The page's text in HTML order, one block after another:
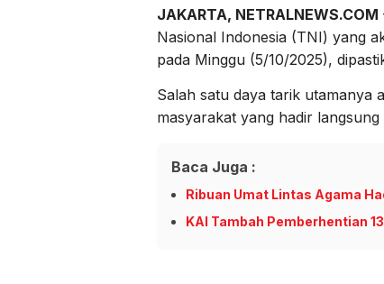
JAKARTA, NETRALNEWS.COM
Nasional Indonesia (TNI) yang
pada Minggu (5/10/2025),
Salah satu daya tarik utamanya
masyarakat yang hadir
Baca Juga :
Ribuan Umat Lintas Agama
KAI Tambah Pemberhentian